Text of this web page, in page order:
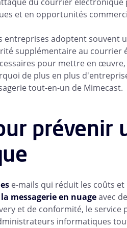
et en opportunités
adoptent souvent
supplémentaire au courrier
pour mettre en
de plus en plus
tout-en-un de Mimecast.
prévenir
e-mails qui réduit les coûts et
messagerie en nuageavec
et de conformité, le
informatiques